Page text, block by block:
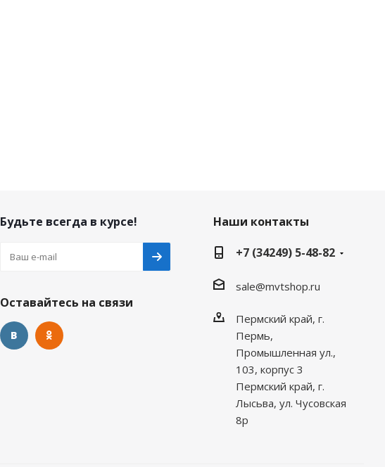
Будьте всегда в курсе!
Оставайтесь на связи
Наши контакты
+7 (34249) 5-48-82
sale@mvtshop.ru
Пермский край, г.
Пермь,
Промышленная ул.,
103, корпус 3
Пермский край, г.
Лысьва, ул. Чусовская
8р